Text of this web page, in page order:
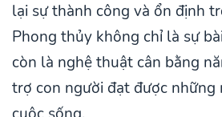
lại sự thành công và ổn định
Phong thủy không chỉ là sự
còn là nghệ thuật cân bằng
trợ con người đạt được những